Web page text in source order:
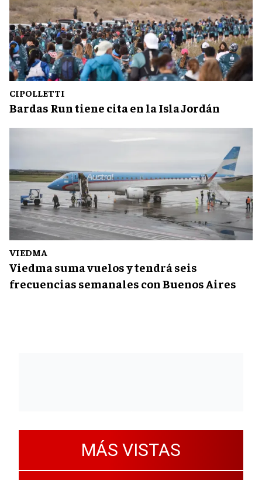
CIPOLLETTI
Bardas Run tiene cita en la Isla Jordán
VIEDMA
Viedma suma vuelos y tendrá seis
frecuencias semanales con Buenos Aires
MÁS VISTAS